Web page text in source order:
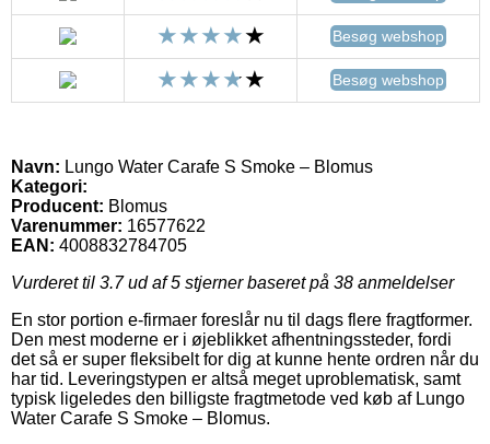
Besøg webshop
Besøg webshop
Navn: Lungo Water Carafe S Smoke – Blomus
Kategori:
Producent: Blomus
Varenummer: 16577622
EAN: 4008832784705
Vurderet til 3.7ud af 5 stjerner baseret på 38 anmeldelser
En stor portion e-firmaer foreslår nu til dags flere fragtformer.
Den mest moderne er i øjeblikket afhentningssteder, fordi
det så er super fleksibelt for dig at kunne hente ordren når du
har tid. Leveringstypen er altså meget uproblematisk, samt
typisk ligeledes den billigste fragtmetode ved køb af Lungo
Water Carafe S Smoke – Blomus.